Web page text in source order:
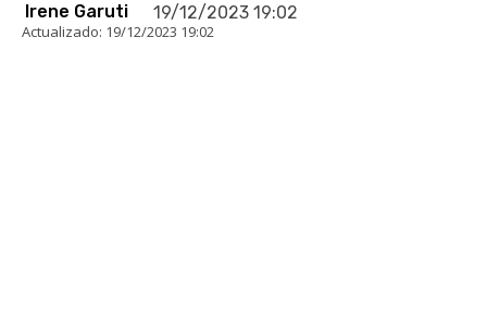
Irene Garuti 19/12/2023 19:02
Actualizado: 19/12/2023 19:02